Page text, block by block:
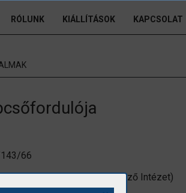
RÓLUNK KIÁLLÍTÁSOK KAPCSOLAT
66
Tudományos és Tervező Intézet)